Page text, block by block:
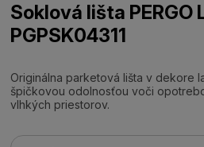
Soklová lišta PERGO
PGPSK04311
Originálna parketová lišta v dekore
špičkovou odolnosťou voči
vlhkých priestorov.